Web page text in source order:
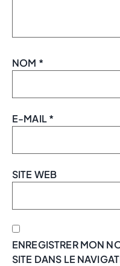
NOM *
E-MAIL*
SITE WEB
ENREGISTRER MON
SITE DANS LE